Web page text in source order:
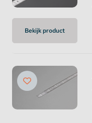
Bekijk product